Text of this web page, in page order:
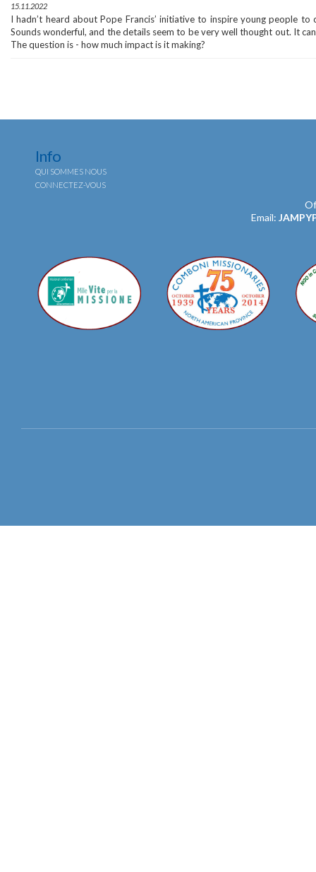
15.11.2022
I hadn’t heard about Pope Francis’ initiative to inspire young people
Sounds wonderful, and the details seem to be very well thought out. It
The question is - how much impact is it making?
Info
QUI SOMMES NOUS
CONNECTEZ-VOUS
Email: